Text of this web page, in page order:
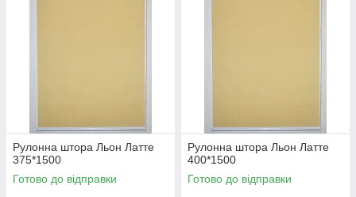
Рулонна штора Льон Латте
375*1500
Готово до відправки
Рулонна штора Льон Латте
400*1500
Готово до відправки